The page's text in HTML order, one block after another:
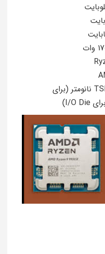
: TSMC 4 نانومتر (برای